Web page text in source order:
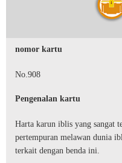
nomor kartu
No.908
Pengenalan kartu
Harta karun iblis yang sangat
pertempuran melawan dunia
terkait dengan benda ini.